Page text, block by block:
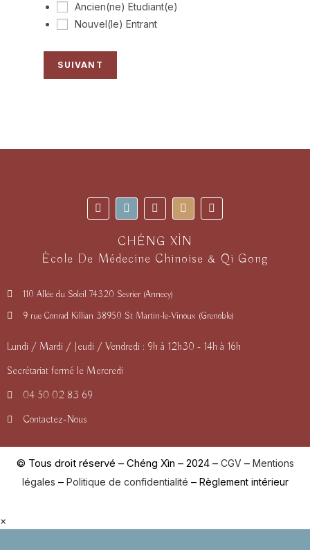
Ancien(ne) Etudiant(e)
Nouvel(le) Entrant
SUIVANT
CHÉNG XÌN
École De Médecine Chinoise & Qi Gong
110 Allée du Soleil 74320 Sevrier (Annecy)
9 rue Conrad Killian 38950 St Martin-le-Vinoux (Grenoble)
Lundi / Mardi / Jeudi / Vendredi : 9h à 12h30 - 14h à 16h
Secrétariat fermé le Mercredi
04 50 02 83 69
Contactez-Nous
© Tous droit réservé – Chéng Xìn – 2024 – CGV– Mentions
légales – Politique de confidentialité – Règlement intérieur
×